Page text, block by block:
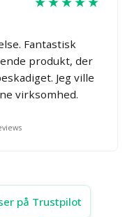
Fantastisk
produkt, der
Jeg ville
virksomhed.
på Trustpilot